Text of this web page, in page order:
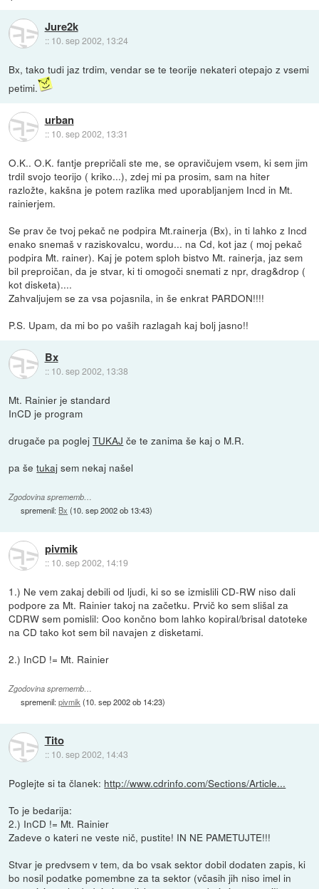
Jure2k
:: 10. sep 2002, 13:24
Bx, tako tudi jaz trdim, vendar se te teorije nekateri otepajo z vsemi
petimi.
urban
:: 10. sep 2002, 13:31
O.K.. O.K. fantje prepričali ste me, se opravičujem vsem, ki sem jim
trdil svojo teorijo ( kriko...), zdej mi pa prosim, sam na hiter
razložte, kakšna je potem razlika med uporabljanjem Incd in Mt.
rainierjem.
Se prav če tvoj pekač ne podpira Mt.rainerja (Bx), in ti lahko z Incd
enako snemaš v raziskovalcu, wordu... na Cd, kot jaz ( moj pekač
podpira Mt. rainer). Kaj je potem sploh bistvo Mt. rainerja, jaz sem
bil preproičan, da je stvar, ki ti omogoči snemati z npr, drag&drop (
kot disketa)....
Zahvaljujem se za vsa pojasnila, in še enkrat PARDON!!!!
P.S. Upam, da mi bo po vaših razlagah kaj bolj jasno!!
Bx
:: 10. sep 2002, 13:38
Mt. Rainier je standard
InCD je program
drugače pa poglejTUKAJ če te zanima še kaj o M.R.
pa šetukaj sem nekaj našel
Zgodovina sprememb…
spremenil: Bx (10. sep 2002 ob 13:43)
pivmik
:: 10. sep 2002, 14:19
1.) Ne vem zakaj debili od ljudi, ki so se izmislili CD-RW niso dali
podpore za Mt. Rainier takoj na začetku. Prvič ko sem slišal za
CDRW sem pomislil: Ooo končno bom lahko kopiral/brisal datoteke
na CD tako kot sem bil navajen z disketami.
2.) InCD != Mt. Rainier
Zgodovina sprememb…
spremenil:pivmik (10. sep 2002 ob 14:23)
Tito
:: 10. sep 2002, 14:43
Poglejte si ta članek: http://www.cdrinfo.com/Sections/Article...
To je bedarija:
2.) InCD != Mt. Rainier
Zadeve o kateri ne veste nič, pustite! IN NE PAMETUJTE!!!
Stvar je predvsem v tem, da bo vsak sektor dobil dodaten zapis, ki
bo nosil podatke pomembne za ta sektor (včasih jih niso imel in